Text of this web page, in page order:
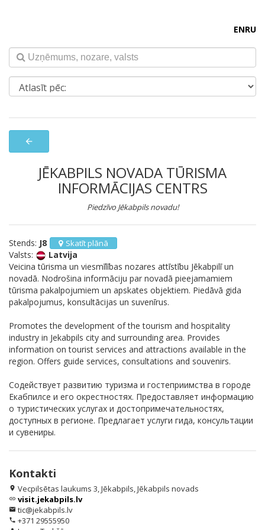
ENRU
arrow_back
JĒKABPILS NOVADA TŪRISMA
INFORMĀCIJAS CENTRS
Piedzīvo Jēkabpils novadu!
Stends: J8 Skatīt plānā
Valsts:
Latvija
Veicina tūrisma un viesmīlības nozares attīstību Jēkabpilī un
novadā. Nodrošina informāciju par novadā pieejamamiem
tūrisma pakalpojumiem un apskates objektiem. Piedāvā gida
pakalpojumus, konsultācijas un suvenīrus.
Promotes the development of the tourism and hospitality
industry in Jekabpils city and surrounding area. Provides
information on tourist services and attractions available in the
region. Offers guide services, consultations and souvenirs.
Содействует развитию туризма и гостеприимства в городе
Екабпилсе и его окрестностях. Предоставляет информацию
о туристических услугах и достопримечательностях,
доступных в регионе. Предлагает услуги гида, консультации
и сувениры.
Kontakti
location_on Vecpilsētas laukums 3, Jēkabpils, Jēkabpils novads
link visit.jekabpils.lv
email tic@jekabpils.lv
phone +371 29555950